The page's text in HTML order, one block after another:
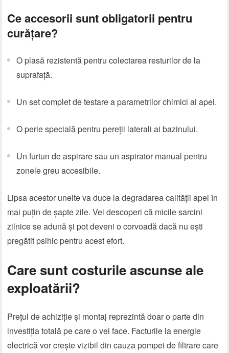
Ce accesorii sunt obligatorii pentru
curățare?
O plasă rezistentă pentru colectarea resturilor de la
suprafață.
Un set complet de testare a parametrilor chimici ai apei.
O perie specială pentru pereții laterali ai bazinului.
Un furtun de aspirare sau un aspirator manual pentru
zonele greu accesibile.
Lipsa acestor unelte va duce la degradarea calității apei în
mai puțin de șapte zile. Vei descoperi că micile sarcini
zilnice se adună și pot deveni o corvoadă dacă nu ești
pregătit psihic pentru acest efort.
Care sunt costurile ascunse ale
exploatării?
Prețul de achiziție și montaj reprezintă doar o parte din
investiția totală pe care o vei face. Facturile la energie
electrică vor crește vizibil din cauza pompei de filtrare care